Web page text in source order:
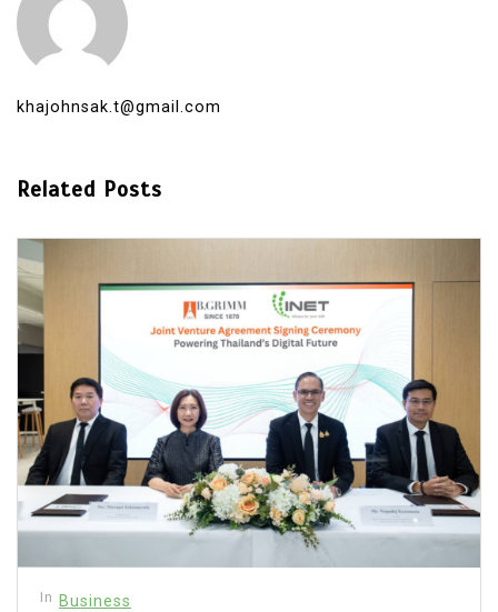
khajohnsak.t@gmail.com
Related Posts
In Business